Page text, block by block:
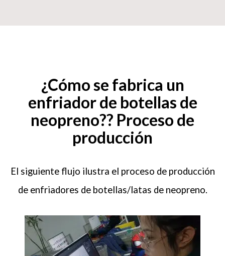
Tu nombre (requerido)
Tu correo electrónico (requerido)
Tu mensaje
¿Cómo se fabrica un
enfriador de botellas de
neopreno?? Proceso de
producción
El siguiente flujo ilustra el proceso de producción
de enfriadores de botellas/latas de neopreno.